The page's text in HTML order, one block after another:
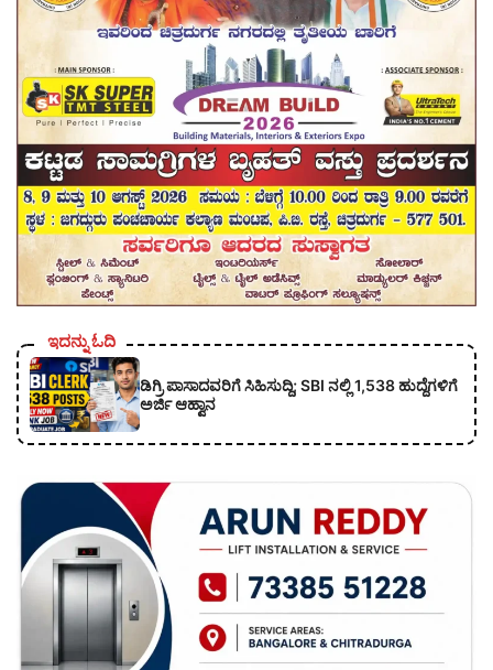
ಇದನ್ನು ಓದಿ
ಡಿಗ್ರಿ ಪಾಸಾದವರಿಗೆ ಸಿಹಿಸುದ್ದಿ; SBI ನಲ್ಲಿ 1,538 ಹುದ್ದೆಗಳಿಗೆ
ಅರ್ಜಿ ಆಹ್ವಾನ